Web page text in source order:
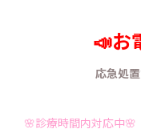
📣お
応急処
🌸診療時間内対応中🌸